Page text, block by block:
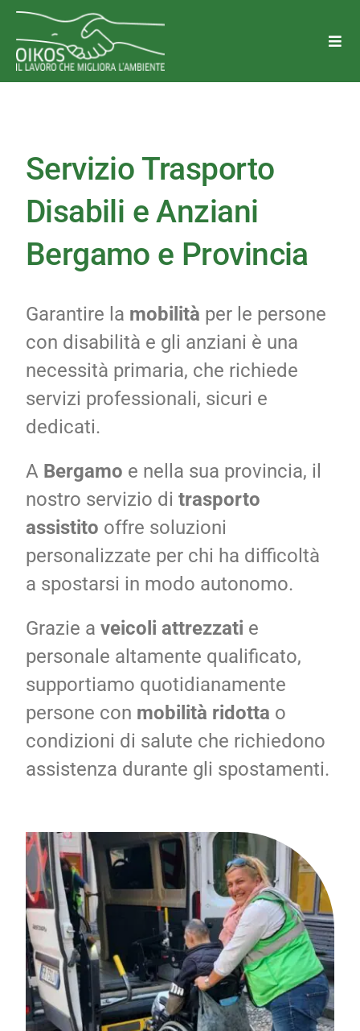
Salta
contenuto
Perchè Oikos
Trasparenza
Aree di attività
Diventa Socio o Volontario
Lavora con noi
News
Ricerca
Servizio Trasporto
Disabili e Anziani
Bergamo e Provincia
Garantire la mobilità per le persone
con disabilità e gli anziani è una
necessità primaria, che richiede
servizi professionali, sicuri e
dedicati.
A Bergamo e nella sua provincia, il
nostro servizio di trasporto
assistito offre soluzioni
personalizzate per chi ha difficoltà
a spostarsi in modo autonomo.
Grazie a veicoli attrezzati e
personale altamente qualificato,
supportiamo quotidianamente
persone con mobilità ridotta o
condizioni di salute che richiedono
assistenza durante gli spostamenti.